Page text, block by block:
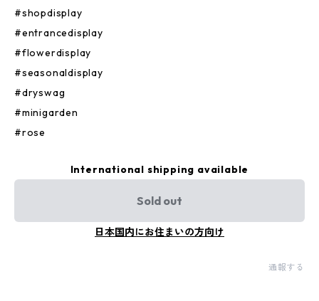
#shopdisplay
#entrancedisplay
#flowerdisplay
#seasonaldisplay
#dryswag
#minigarden
#rose
International shipping available
Sold out
日本国内にお住まいの方向け
通報する